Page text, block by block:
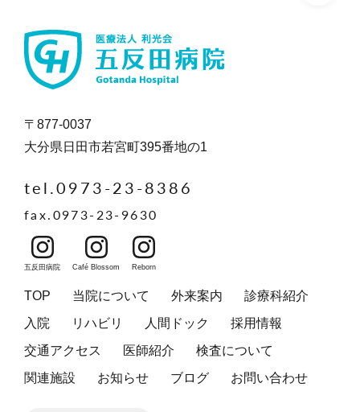
〒877-0037
大分県日田市若宮町395番地の1
tel.0973-23-8386
fax.0973-23-9630
五反田病院 Café Blossom Reborn
TOP 当院について 外来案内
診療科紹介
入院
リハビリ 人間ドック
採用情報
交通アクセス
医師紹介
検査について
関連施設
お知らせ ブログ お問い合わせ